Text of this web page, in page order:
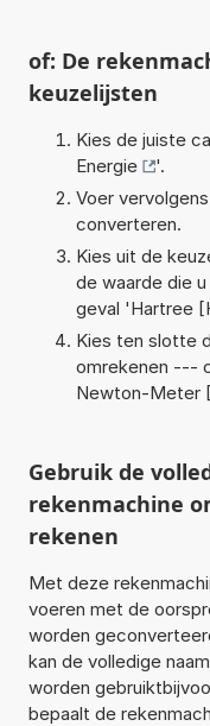
of: De
keuzelijsten
Kies de juiste
Energie
'.
Voer
converteren.
Kies uit de
de waarde die
geval 'Hartree
Kies ten slotte
omrekenen ---
Newton-Meter
Gebruik de
rekenmachine
rekenen
Met deze
voeren met de
worden
kan de volledige
worden
bepaalt de